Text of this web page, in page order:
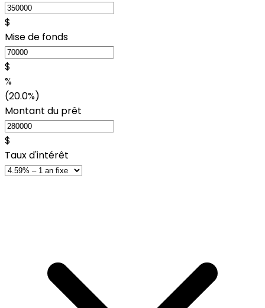
$
Mise de fonds
$
%
(20.0%)
Montant du prêt
$
Taux d'intérêt